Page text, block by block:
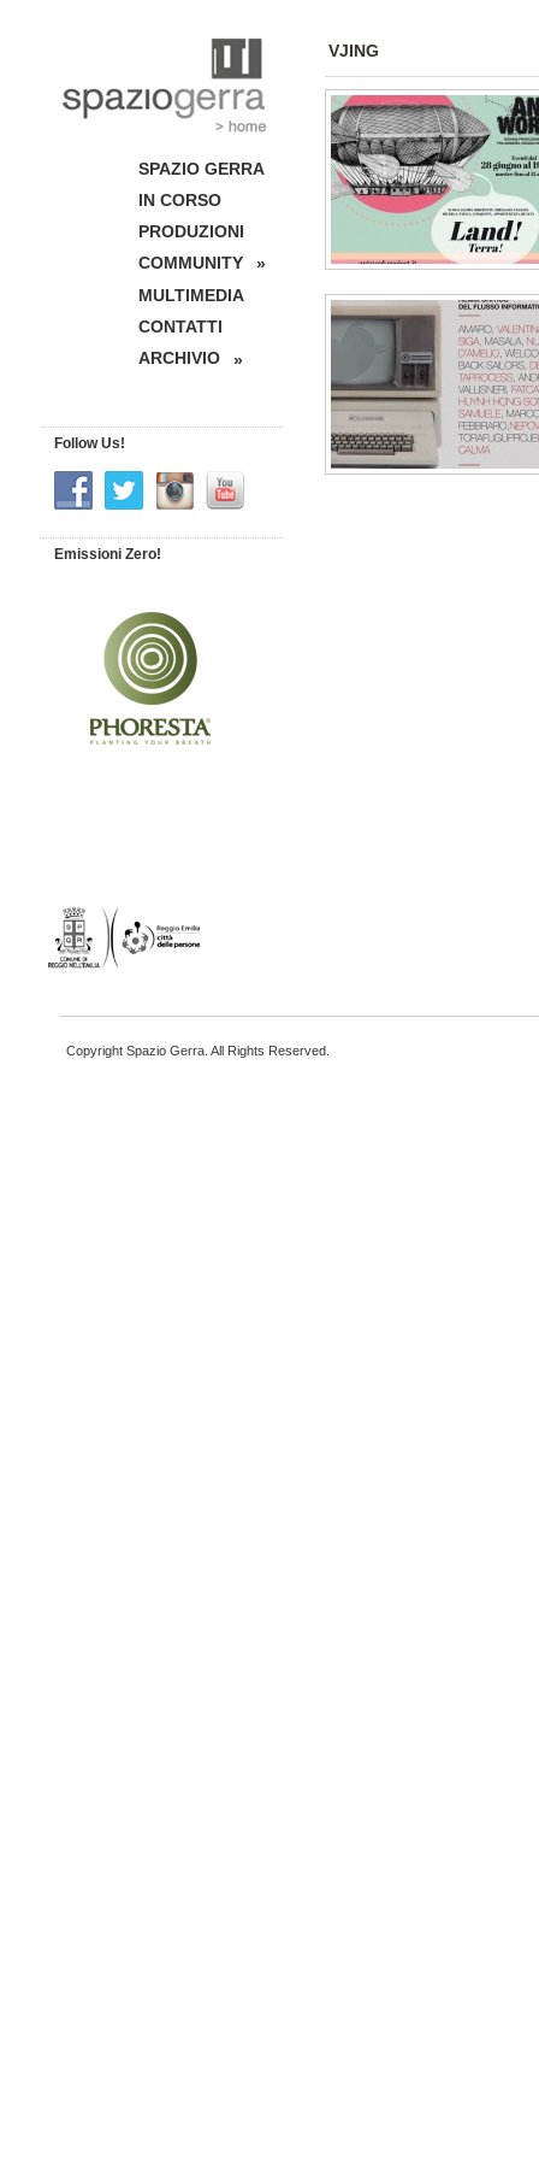
VJING
SPAZIO GERRA
IN CORSO
PRODUZIONI
COMMUNITY
»
MULTIMEDIA
CONTATTI
ARCHIVIO
»
Follow Us!
Emissioni Zero!
Copyright Spazio Gerra. All Rights Reserved.